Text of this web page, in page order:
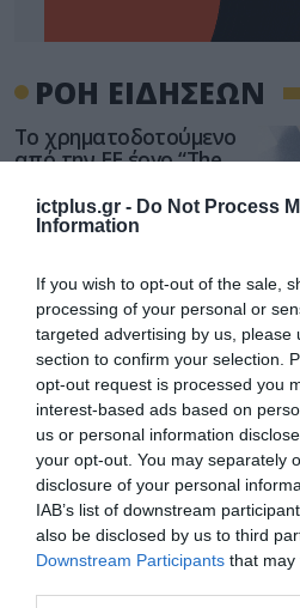
ictplus.gr - Do Not Process
Information
If you wish to opt-out of the sale,
processing of your personal or
targeted advertising by us, please
section to confirm your selection.
opt-out request is processed you
interest-based ads based on
us or personal information
your opt-out. You may separately
disclosure of your personal
IAB’s list of downstream
also be disclosed by us to third
Downstream Participants that may
ΡΟΗ ΕΙΔΗΣΕΩΝ
Το χρηματοδοτούμενο
από την ΕΕ έργο “The
ενισχύει την ασφάλεια
των παιδιών στο
31.07.2026
ΑΑΔΕ: Διευκρινίσεις
για τα πρόστιμα σε
παραβάσεις που
αφορούν τους ΦΗΜ
31.07.2026
Σ. Καλαφάτης: «Η
Τεχνητή Νοημοσύνη
δεν είναι απλώς μια
νέα τεχνολογία, είναι
μια νέα βιομηχανική
επανάσταση»
31.07.2026
Νέος οδηγός του ΕΚΤ
για τη χρηματοδότηση
των ελληνικών